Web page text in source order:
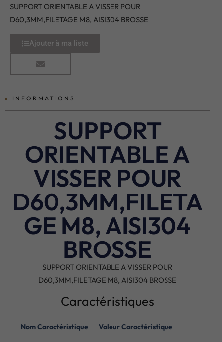
SUPPORT ORIENTABLE A VISSER POUR
D60,3MM,FILETAGE M8, AISI304 BROSSE
Ajouter à ma liste
INFORMATIONS
SUPPORT
ORIENTABLE A
VISSER POUR
D60,3MM,FILETA
GE M8, AISI304
BROSSE
SUPPORT ORIENTABLE A VISSER POUR
D60,3MM,FILETAGE M8, AISI304 BROSSE
Caractéristiques
Nom Caractéristique Valeur Caractéristique